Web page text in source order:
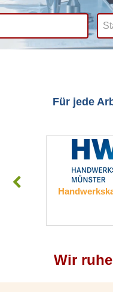
Für jede
Wir